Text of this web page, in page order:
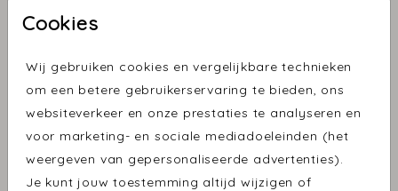
Cookies
Wij gebruiken cookies en vergelijkbare technieken
om een betere gebruikerservaring te bieden, ons
websiteverkeer en onze prestaties te analyseren en
voor marketing- en sociale mediadoeleinden (het
weergeven van gepersonaliseerde advertenties).
Je kunt jouw toestemming altijd wijzigen of
Druppelvormige,
Aantal x 25 paperclips Prijs: € 5,50
Omschrijving